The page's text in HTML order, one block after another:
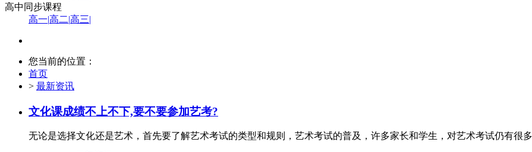
高中同步课程
高一|高二|高三|
您当前的位置：
首页
> 最新资讯
文化课成绩不上不下,要不要参加艺考?
无论是选择文化还是艺术，首先要了解艺术考试的类型和规则，艺术考试的普及，许多家长和学生，对艺术考试仍有很